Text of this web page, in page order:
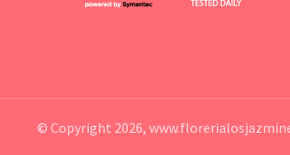
© Copyright 2026,